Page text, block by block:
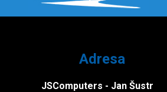
Adresa
JSComputers - Jan Šustr